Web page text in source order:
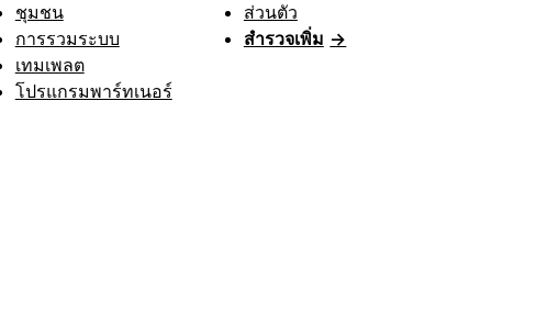
ชุมชน
การรวมระบบ
เทมเพลต
โปรแกรมพาร์ทเนอร์
ส่วนตัว
สำรวจเพิ่ม →